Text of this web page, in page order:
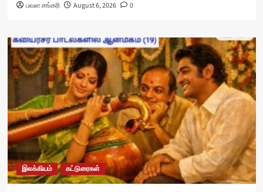
பவள சங்கரி August 6, 2026 0
இலக்கியம் கட்டுரைகள்